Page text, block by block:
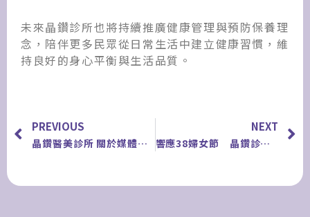
未來晶鑽診所也將持續推廣健康管理與預防保養理
念，陪伴更多民眾從日常生活中建立健康習慣，維
持良好的身心平衡與生活品質。
PREVIOUS
晶鑽醫美診所 關於媒體報導與環境衛生管理之聲明
NEXT
響應38婦女節 晶鑽診所攜手公益機構守護弱勢婦女